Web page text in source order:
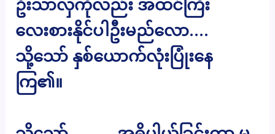
ဦးသာလှကိုလည်း အထင်ကြီး
လေးစားနိုင်ပါဦးမည်လော….
သို့သော် နှစ်ယောက်လုံးပြုံးနေ
ကြ၏။